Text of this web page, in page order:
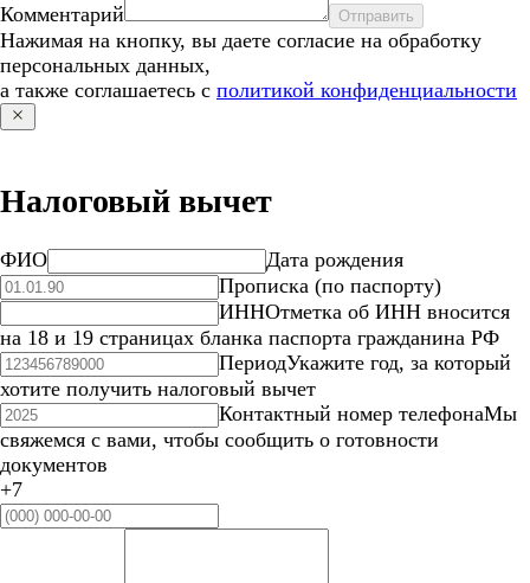
Комментарий Отправить
Нажимая на кнопку, вы даете согласие на обработку
персональных данных,
а также соглашаетесь с политикой конфиденциальности
Налоговый вычет
ФИО
Дата рождения
Прописка (по паспорту)
ИННОтметка об ИНН вносится
на 18 и 19 страницах бланка паспорта гражданина РФ
ПериодУкажите год, за который
хотите получить налоговый вычет
Контактный номер телефонаМы
свяжемся с вами, чтобы сообщить о готовности
документов
+7